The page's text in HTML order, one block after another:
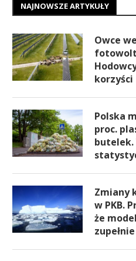
NAJNOWSZE ARTYKUŁY
Owce
korzyści
Polska
proc.
butelek.
Zmiany
w PKB.
że